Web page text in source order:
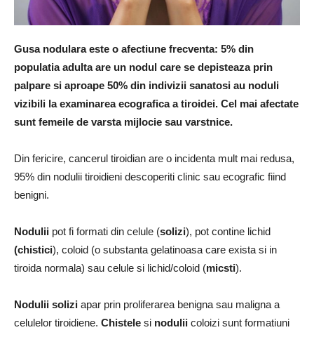
Gusa nodulara este o afectiune frecventa: 5% din
populatia adulta are un nodul care se depisteaza prin
palpare si aproape 50% din indivizii sanatosi au noduli
vizibili la examinarea ecografica a tiroidei. Cel mai afectate
sunt femeile de varsta mijlocie sau varstnice.
Din fericire, cancerul tiroidian are o incidenta mult mai redusa,
95% din nodulii tiroidieni descoperiti clinic sau ecografic fiind
benigni.
Nodulii pot fi formati din celule (solizi), pot contine lichid
(chistici), coloid (o substanta gelatinoasa care exista si in
tiroida normala) sau celule si lichid/coloid (micsti).
Nodulii solizi apar prin proliferarea benigna sau maligna a
celulelor tiroidiene. Chistele si nodulii coloizi sunt formatiuni